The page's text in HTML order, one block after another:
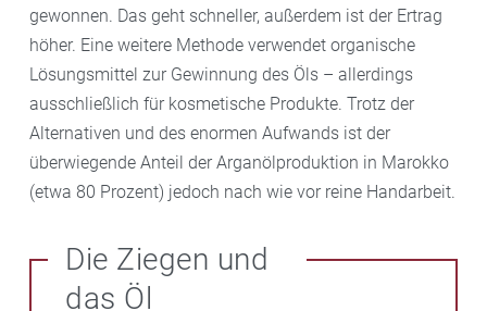
gewonnen. Das geht schneller, außerdem ist der Ertrag
höher. Eine weitere Methode verwendet organische
Lösungsmittel zur Gewinnung des Öls – allerdings
ausschließlich für kosmetische Produkte. Trotz der
Alternativen und des enormen Aufwands ist der
überwiegende Anteil der Arganölproduktion in Marokko
(etwa 80 Prozent) jedoch nach wie vor reine Handarbeit.
Die Ziegen und
das Öl